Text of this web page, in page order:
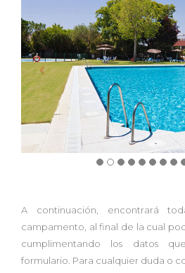
A continuación, encontrará
campamento, al final de la cual
cumplimentando los datos
formulario. Para cualquier duda o